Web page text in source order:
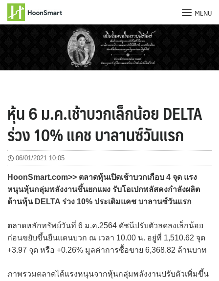
MENU
หุ้น 6 ม.ค.เช้าบวกเล็กน้อย DELTA
ร่วง 10% แคช บาลานซ์วันแรก
06/01/2021 10:05
HoonSmart.com>> ตลาดหุ้นเปิดเช้าบวกเกือบ 4 จุด แรง
หนุนหุ้นกลุ่มพลังงานขึ้นยกแผง รับโอเปกพลัสคงกำลังผลิต
ด้านหุ้น DELTA ร่วง 10% ประเดิมแคช บาลานซ์วันแรก
ตลาดหลักทรัพย์วันที่ 6 ม.ค.2564 ดัชนีปรับตัวลดลงเล็กน้อย
ก่อนขยับขึ้นยืนแดนบวก ณ เวลา 10.00 น. อยู่ที่ 1,510.62 จุด
+3.97 จุด หรือ +0.26% มูลค่าการซื้อขาย 6,368.82 ล้านบาท
ภาพรวมตลาดได้แรงหนุนจากหุ้นกลุ่มพลังงานปรับตัวเพิ่มขึ้น